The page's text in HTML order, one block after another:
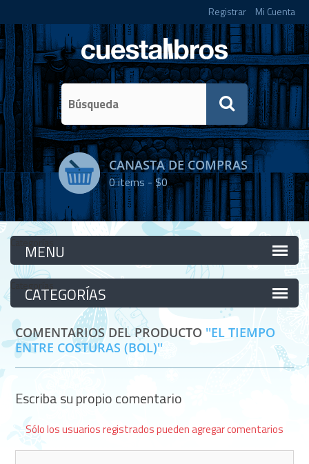
Registrar Mi Cuenta
CANASTA DE COMPRAS
0items -$0
Categorías
Categorías
COMENTARIOS DEL PRODUCTO
EL TIEMPO
ENTRE COSTURAS (BOL)
Escriba su propio comentario
Sólo los usuarios registrados pueden agregar comentarios